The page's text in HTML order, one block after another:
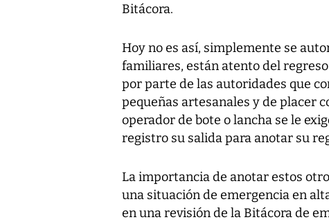
Bitácora.
Hoy no es así, simplemente se
familiares, están atento del
por parte de las autoridades que
pequeñas artesanales y de placer
operador de bote o lancha se le
registro su salida para anotar su
La importancia de anotar estos
una situación de emergencia en
en una revisión de la Bitácora de